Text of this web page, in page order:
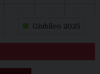
Giubileo 2025